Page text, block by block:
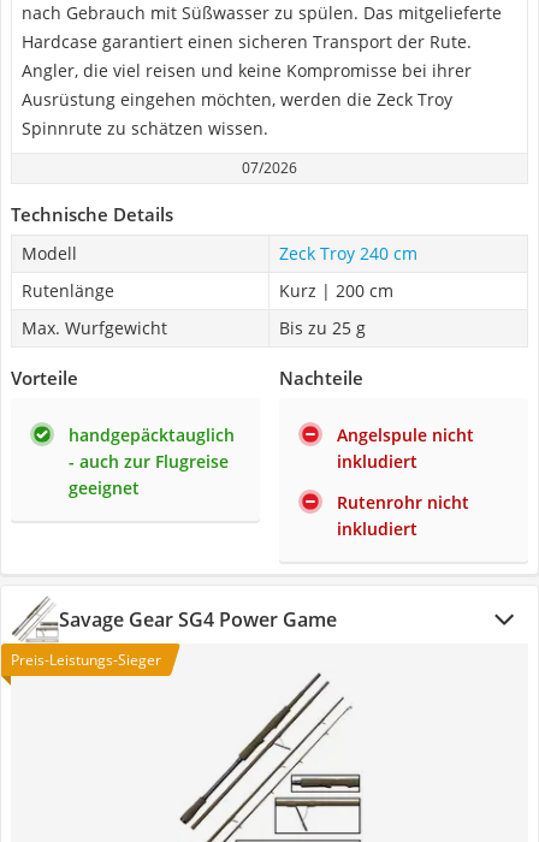
nach Gebrauch mit Süßwasser zu spülen. Das mitgelieferte
Hardcase garantiert einen sicheren Transport der Rute.
Angler, die viel reisen und keine Kompromisse bei ihrer
Ausrüstung eingehen möchten, werden die Zeck Troy
Spinnrute zu schätzen wissen.
07/2026
Technische Details
Modell
Zeck Troy 240 cm
Rutenlänge
Kurz | 200 cm
Max. Wurfgewicht
Bis zu 25 g
Vorteile
handgepäcktauglich
- auch zur Flugreise
geeignet
Nachteile
Angelspule nicht
inkludiert
Rutenrohr nicht
inkludiert
Savage Gear SG4 Power Game
Preis-Leistungs-Sieger